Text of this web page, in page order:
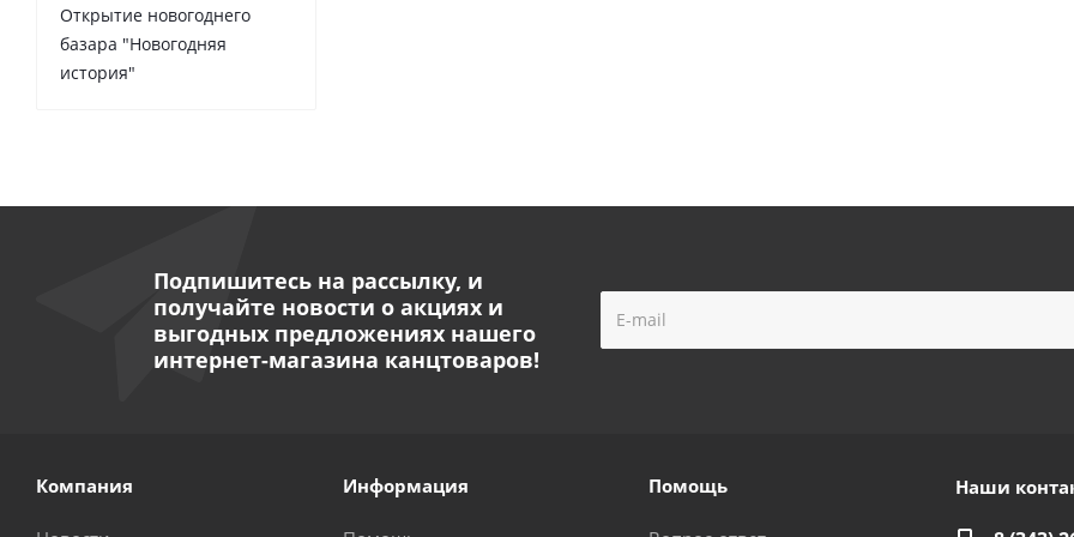
Открытие новогоднего
базара "Новогодняя
история"
Подпишитесь на рассылку, и
получайте новости о акциях и
выгодных предложениях нашего
интернет-магазина канцтоваров!
Компания Информация Помощь Наши